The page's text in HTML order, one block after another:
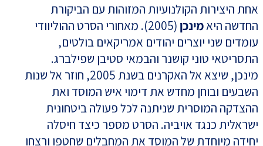
אחת היצירות הקולנועיות המזוהות עם הביקורת
החדשה היאמינכן
(2005). מאחורי הסרט ההוליוודי
עומדים שני יוצרים יהודים אמריקאים בולטים,
התסריטאי טוני קושנר והבמאי סטיבן שפילברג.
מינכן, שיצא אל האקרנים בשנת 2005, חוזר אל שנות
השבעים ובוחן מחדש את דימוי איש המוסד ואת
ההצדקה המוסרית שניתנה לכל פעולה ביטחונית
ישראלית כנגד אויביה. הסרט מספר כיצד חיסלה
יחידה מיוחדת של המוסד את המחבלים שחטפו ורצחו